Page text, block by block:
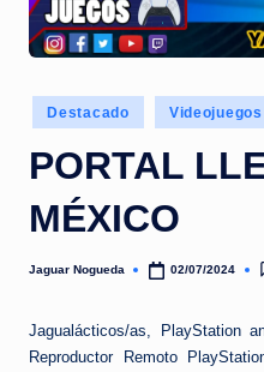
u
a
Publicado
en
Destacado Videojuegos
PORTAL
MÉXICO
Publicado
Jaguar Nogueda 02/07/2024
Jagualácticos/as, PlayStation
Reproductor Remoto